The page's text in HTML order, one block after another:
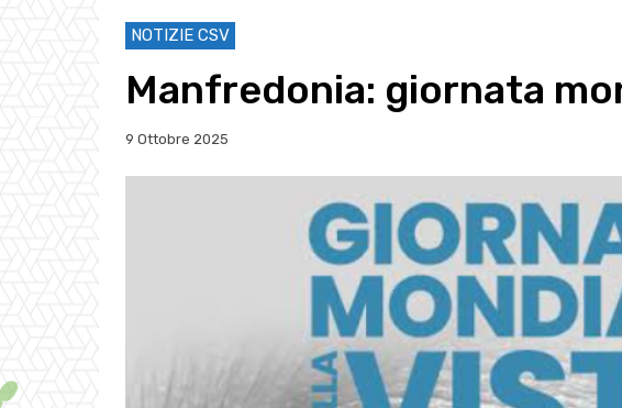
NOTIZIE CSV
Manfredonia: giornata
9 Ottobre 2025